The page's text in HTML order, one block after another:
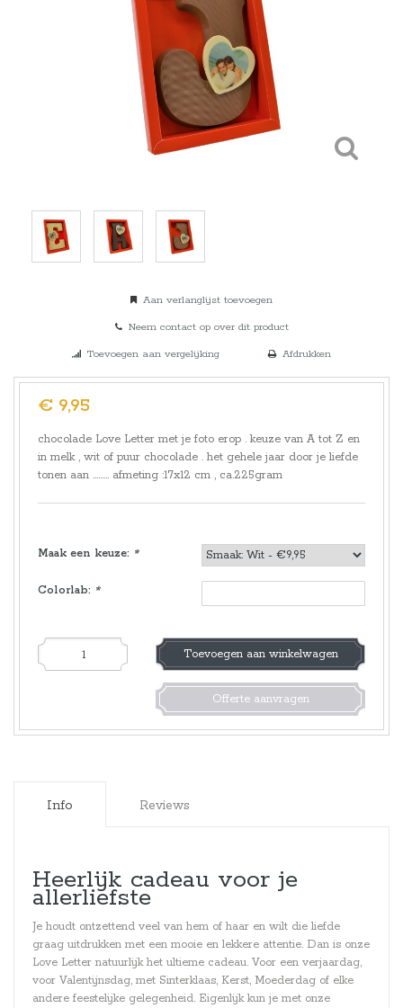
Aan verlanglijst toevoegen
Neem contact op over dit product
Toevoegen aan vergelijking
Afdrukken
€ 9,95
chocolade Love Letter met je foto erop . keuze van A tot Z en
in melk , wit of puur chocolade . het gehele jaar door je liefde
tonen aan ......... afmeting :17x12 cm , ca.225gram
Maak een keuze: *
Colorlab: *
Toevoegen aan winkelwagen
Offerte aanvragen
Info Reviews
Heerlijk cadeau voor je
allerliefste
Je houdt ontzettend veel van hem of haar en wilt die liefde
graag uitdrukken met een mooie en lekkere attentie. Dan is onze
Love Letter natuurlijk het ultieme cadeau. Voor een verjaardag,
voor Valentijnsdag, met Sinterklaas, Kerst, Moederdag of elke
andere feestelijke gelegenheid. Eigenlijk kun je met onze